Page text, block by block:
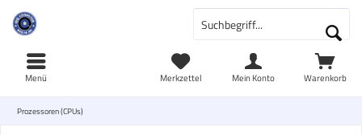
Warenkorb
Merkzettel Mein Konto
Menü
Prozessoren (CPUs)